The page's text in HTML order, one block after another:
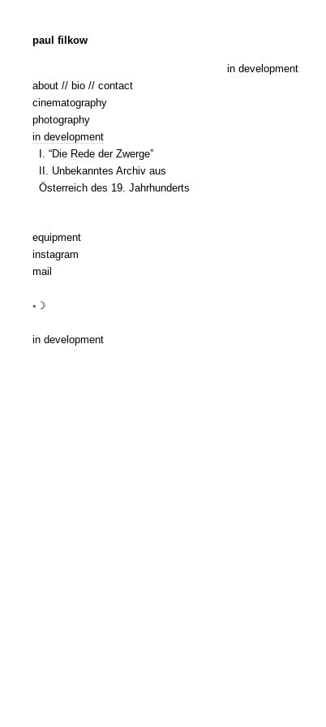
in development
paul filkow
about // bio // contact
cinematography
photography
in development
I. “Die Rede der Zwerge”
II. Unbekanntes Archiv aus
Österreich des 19. Jahrhunderts
equipment
instagram
mail
◦☽
in development